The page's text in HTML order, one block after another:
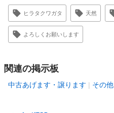
ヒラタクワガタ 天然
よろしくお願いします
関連の掲示板
中古あげます・譲ります その他